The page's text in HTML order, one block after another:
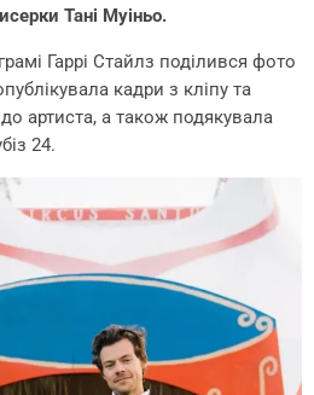
Тані Муіньо.
Гаррі Стайлз поділився фото
кадри з кліпу та
артиста, а також подякувала
24.